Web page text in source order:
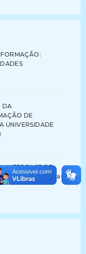
DA
DE
UNIVERSIDADE
INTERFACE DE
barreiras